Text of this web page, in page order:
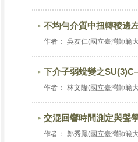
不均勻介質中扭轉稜邊
作者： 吳友仁(國立臺灣師範
下介子弱蛻變之
作者： 林文隆(國立臺灣師範
交混回響時間測定與聲
作者： 鄭秀鳳(國立臺灣師範